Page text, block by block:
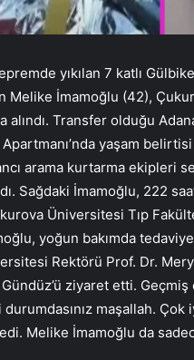
yıkılan 7 katlı
Melike İmamoğlu (42),
alındı. Transfer olduğu
yaşam
arama kurtarma ekipleri
Sağdaki İmamoğlu, 222
Üniversitesi Tıp
yoğun bakımda
Rektörü Prof. Dr.
ziyaret etti.
maşallah.
Melike İmamoğlu da